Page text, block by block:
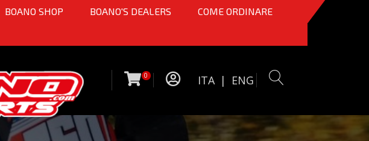
BOANO SHOP BOANO'S DEALERS
COME ORDINARE
0 ITA | ENG